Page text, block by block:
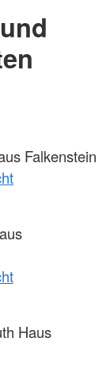
Falkenstein
Haus